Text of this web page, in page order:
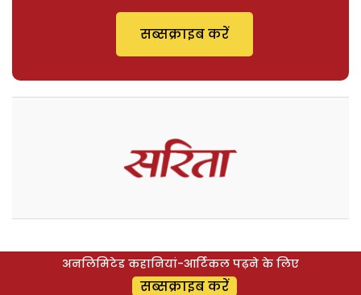
सब्सक्राइब करें
अनलिमिटेड कहानियां-आर्टिकल पढ़ने के लिए
सब्सक्राइब करें